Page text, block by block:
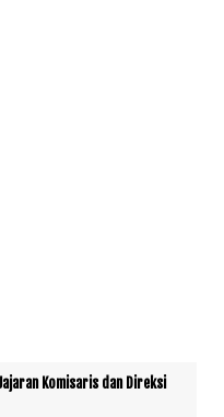
Komisaris dan Direksi